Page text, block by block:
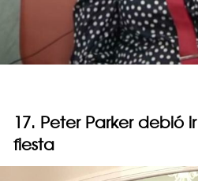
17. Peter Parker debió
fiesta